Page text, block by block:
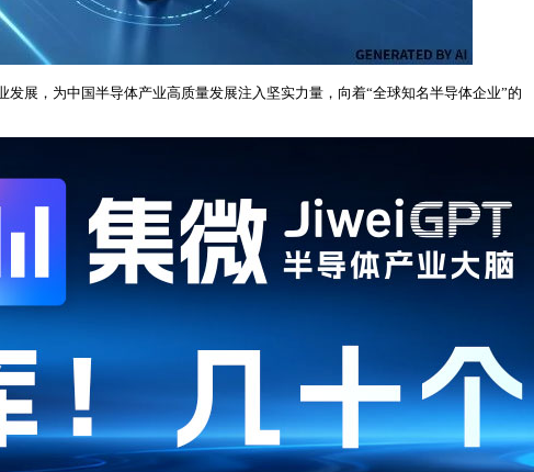
展，为中国半导体产业高质量发展注入坚实力量，向着“全球知名半导体企业”的